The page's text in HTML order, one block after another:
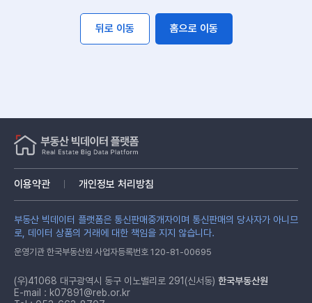
뒤로 이동 홈으로 이동
이용약관 개인정보 처리방침
부동산 빅데이터 플랫폼은 통신판매중개자이며 통신판매의 당사자가 아니므
로, 데이터 상품의 거래에 대한 책임을 지지 않습니다.
운영기관 한국부동산원 사업자등록번호 120-81-00695
(우)41068 대구광역시 동구 이노밸리로 291(신서동) 한국부동산원
E-mail : k07891@reb.or.kr